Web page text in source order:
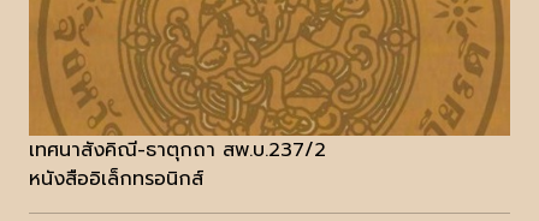
เทศนาสังคิณี-ธาตุกถา สพ.บ.237/2
หนังสืออิเล็กทรอนิกส์